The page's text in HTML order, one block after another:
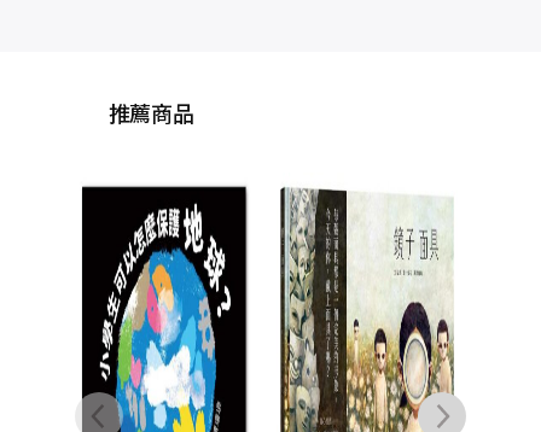
推薦商品
噁星米其
神巴提克